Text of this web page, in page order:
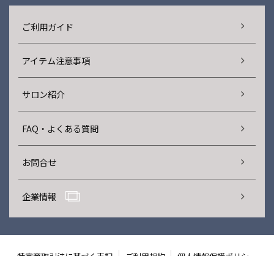
ご利用ガイド
アイテム注意事項
サロン紹介
FAQ・よくある質問
お問合せ
企業情報